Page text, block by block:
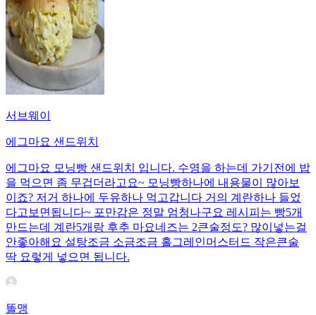
서브웨이
에그마요 샌드위치
에그마요 모닝빵 샌드위치 입니다. 수영을 하는데 가기전에 밥
을 먹으면 좀 무겁더라고요~ 모닝빵하나에 내용물이 많아보
이죠? 저거 하나에 두유하나 먹고갑니다 거의 계란하나 들었
다고보면됩니다~ 포만감은 정말 엄청나구요 레시피는 빵5개
만드는데 계란5개랑 후추 마요네즈는 2큰술정도? 많이넣는걸
안좋아해요 설탕조금 소금조금 홀그레인머스터드 작은큰술
딱 요렇게 넣으면 됩니다.
똘맹